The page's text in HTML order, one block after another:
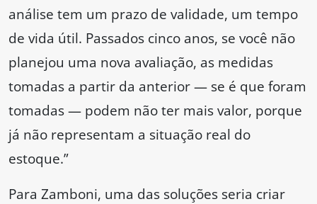
análise tem um prazo de validade, um tempo
de vida útil. Passados cinco anos, se você não
planejou uma nova avaliação, as medidas
tomadas a partir da anterior — se é que foram
tomadas — podem não ter mais valor, porque
já não representam a situação real do
estoque.”
Para Zamboni, uma das soluções seria criar